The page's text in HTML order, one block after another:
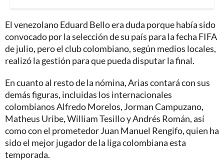
El venezolano Eduard Bello era duda porque había sido
convocado por la selección de su país para la fecha FIFA
de julio, pero el club colombiano, según medios locales,
realizó la gestión para que pueda disputar la final.
En cuanto al resto de la nómina, Arias contará con sus
demás figuras, incluidas los internacionales
colombianos Alfredo Morelos, Jorman Campuzano,
Matheus Uribe, William Tesillo y Andrés Román, así
como con el prometedor Juan Manuel Rengifo, quien ha
sido el mejor jugador de la liga colombiana esta
temporada.